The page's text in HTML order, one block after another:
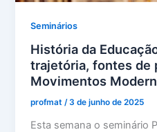
Seminários
História da
trajetória, fontes de
Movimentos
profmat/3 de junho de 2025
Esta semana o seminário